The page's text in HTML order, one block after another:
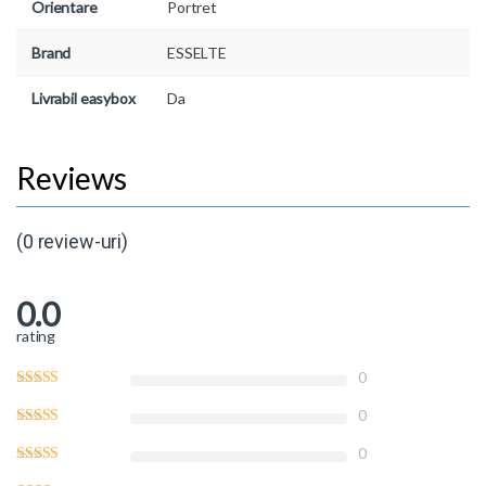
Orientare Portret
Brand ESSELTE
Livrabil easybox Da
(0 review-uri)
0.0
rating
0
0
0